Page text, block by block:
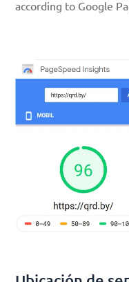
according to Google